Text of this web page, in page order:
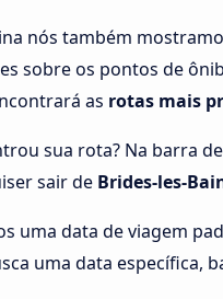
nós também
sobre os pontos de
as rotas mais
sua rota? Na barra
sair de Brides-les-
uma data de viagem
uma data específica,